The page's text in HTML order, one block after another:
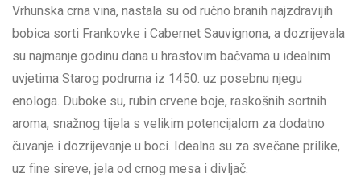
Vrhunska crna vina, nastala su od ručno branih najzdravijih
bobica sorti Frankovke i Cabernet Sauvignona, a dozrijevala
su najmanje godinu dana u hrastovim bačvama u idealnim
uvjetima Starog podruma iz 1450. uz posebnu njegu
enologa. Duboke su, rubin crvene boje, raskošnih sortnih
aroma, snažnog tijela s velikim potencijalom za dodatno
čuvanje i dozrijevanje u boci. Idealna su za svečane prilike,
uz fine sireve, jela od crnog mesa i divljač.